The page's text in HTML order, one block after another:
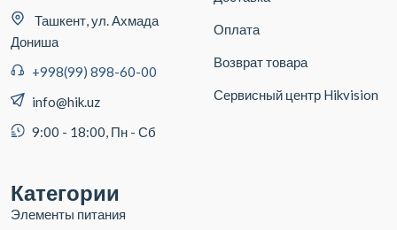
Ташкент, ул. Ахмада
Дониша
+998(99) 898-60-00
info@hik.uz
9:00 - 18:00, Пн - Сб
Оплата
Возврат товара
Сервисный центр Hikvision
Категории
Элементы питания